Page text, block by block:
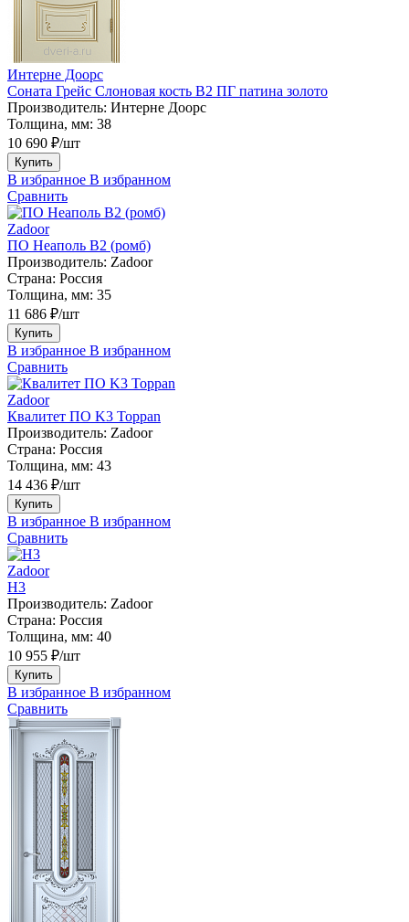
Интерне Доорс
Соната Грейс Слоновая кость В2 ПГ патина золото
Производитель: Интерне Доорс
Толщина, мм: 38
10 690 ₽/шт
Купить
В избранное В избранном
Сравнить
Zadoor
ПО Неаполь В2 (ромб)
Производитель: Zadoor
Страна: Россия
Толщина, мм: 35
11 686 ₽/шт
Купить
В избранное В избранном
Сравнить
Zadoor
Квалитет ПО K3 Toppan
Производитель: Zadoor
Страна: Россия
Толщина, мм: 43
14 436 ₽/шт
Купить
В избранное В избранном
Сравнить
Zadoor
H3
Производитель: Zadoor
Страна: Россия
Толщина, мм: 40
10 955 ₽/шт
Купить
В избранное В избранном
Сравнить